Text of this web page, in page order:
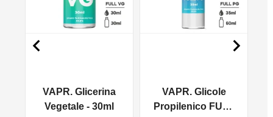
VAPR. Glicerina
Vegetale - 30ml
VAPR. Glicole
Propilenico FULL
 